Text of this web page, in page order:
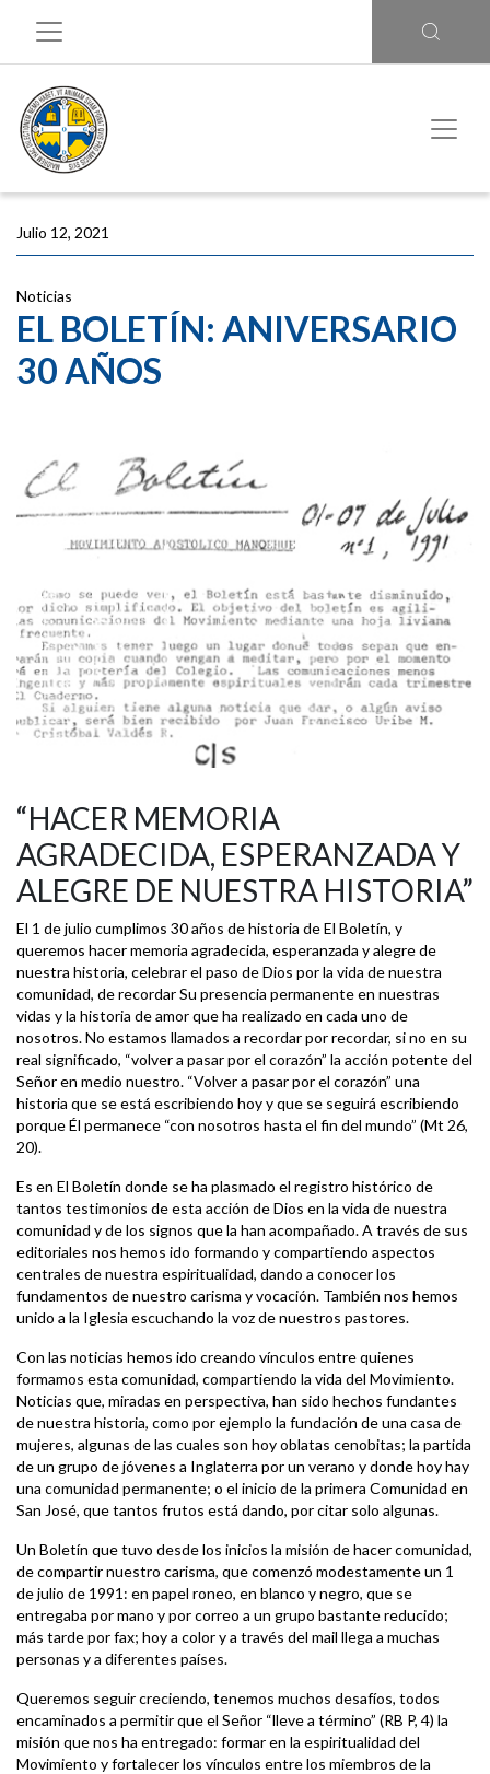
Julio 12, 2021
Noticias
EL BOLETÍN: ANIVERSARIO
30 AÑOS
“HACER MEMORIA
AGRADECIDA, ESPERANZADA Y
ALEGRE DE NUESTRA HISTORIA”
El 1 de julio cumplimos 30 años de historia de El Boletín, y
queremos hacer memoria agradecida, esperanzada y alegre de
nuestra historia, celebrar el paso de Dios por la vida de nuestra
comunidad, de recordar Su presencia permanente en nuestras
vidas y la historia de amor que ha realizado en cada uno de
nosotros. No estamos llamados a recordar por recordar, si no en su
real significado, “volver a pasar por el corazón” la acción potente del
Señor en medio nuestro. “Volver a pasar por el corazón” una
historia que se está escribiendo hoy y que se seguirá escribiendo
porque Él permanece “con nosotros hasta el fin del mundo” (Mt 26,
20).
Es en El Boletín donde se ha plasmado el registro histórico de
tantos testimonios de esta acción de Dios en la vida de nuestra
comunidad y de los signos que la han acompañado. A través de sus
editoriales nos hemos ido formando y compartiendo aspectos
centrales de nuestra espiritualidad, dando a conocer los
fundamentos de nuestro carisma y vocación. También nos hemos
unido a la Iglesia escuchando la voz de nuestros pastores.
Con las noticias hemos ido creando vínculos entre quienes
formamos esta comunidad, compartiendo la vida del Movimiento.
Noticias que, miradas en perspectiva, han sido hechos fundantes
de nuestra historia, como por ejemplo la fundación de una casa de
mujeres, algunas de las cuales son hoy oblatas cenobitas; la partida
de un grupo de jóvenes a Inglaterra por un verano y donde hoy hay
una comunidad permanente; o el inicio de la primera Comunidad en
San José, que tantos frutos está dando, por citar solo algunas.
Un Boletín que tuvo desde los inicios la misión de hacer comunidad,
de compartir nuestro carisma, que comenzó modestamente un 1
de julio de 1991: en papel roneo, en blanco y negro, que se
entregaba por mano y por correo a un grupo bastante reducido;
más tarde por fax; hoy a color y a través del mail llega a muchas
personas y a diferentes países.
Queremos seguir creciendo, tenemos muchos desafíos, todos
encaminados a permitir que el Señor “lleve a término” (RB P, 4) la
misión que nos ha entregado: formar en la espiritualidad del
Movimiento y fortalecer los vínculos entre los miembros de la